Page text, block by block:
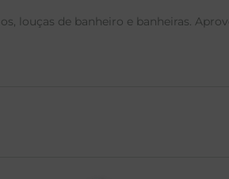
louças de banheiro e banheiras.